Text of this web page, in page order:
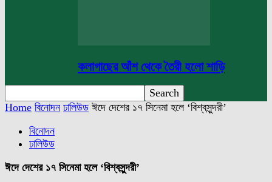
কলাগাছের আঁশ থেকে তৈরী হলো শাড়ি
Home বিনোদন ঢালিউড ঈদে দেশের ১৭ সিনেমা হলে ‘বিশ্বসুন্দরী’
বিনোদন
ঢালিউড
ঈদে দেশের ১৭ সিনেমা হলে ‘বিশ্বসুন্দরী’